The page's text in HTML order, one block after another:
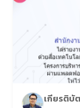
เกียรติบั